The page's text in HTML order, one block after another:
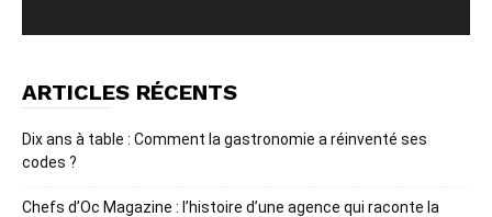
ARTICLES RÉCENTS
Dix ans à table : Comment la gastronomie a réinventé ses
codes ?
Chefs d’Oc Magazine : l’histoire d’une agence qui raconte la